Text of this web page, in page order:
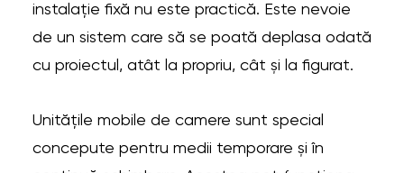
instalație fixă nu este practică. Este nevoie
de un sistem care să se poată deplasa odată
cu proiectul, atât la propriu, cât și la figurat.
Unitățile mobile de camere sunt special
concepute pentru medii temporare și în